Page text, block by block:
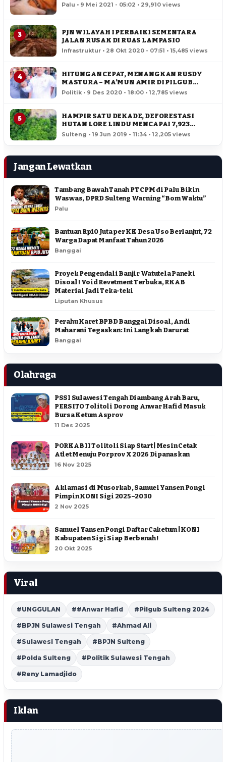
Palu • 9 Mei 2021 - 05:02 • 29,910 views
3
PJN WILAYAH I PERBAIKI SEMENTARA
JALAN RUSAK DI RUAS LAMPASIO
Infrastruktur • 28 Okt 2020 - 07:51 • 15,485 views
4
HITUNGAN CEPAT, MENANGKAN RUSDY
MASTURA – MA’MUN AMIR DI PILGUB
SULTENG
Politik • 9 Des 2020 - 18:00 • 12,785 views
5
HAMPIR SATU DEKADE, DEFORESTASI
HUTAN LORE LINDU MENCAPAI 7,923
HEKTAR
Sulteng • 19 Jun 2019 - 11:34 • 12,205 views
Jangan Lewatkan
Tambang Bawah Tanah PT CPM di Palu Bikin
Waswas, DPRD Sulteng Warning “Bom Waktu”
Palu
Bantuan Rp10 Juta per KK Desa Uso Berlanjut, 72
Warga Dapat Manfaat Tahun 2026
Banggai
Proyek Pengendali Banjir Watutela Paneki
Disoal ! Void Revetment Terbuka, RKAB
Material Jadi Teka-teki
Liputan Khusus
Perahu Karet BPBD Banggai Disoal, Andi
Maharani Tegaskan: Ini Langkah Darurat
Banggai
Olahraga
PSSI Sulawesi Tengah Diambang Arah Baru,
PERSITO Tolitoli Dorong Anwar Hafid Masuk
Bursa Ketum Asprov
11 Des 2025
PORKAB II Tolitoli Siap Start | Mesin Cetak
Atlet Menuju Porprov X 2026 Dipanaskan
16 Nov 2025
Aklamasi di Musorkab, Samuel Yansen Pongi
Pimpin KONI Sigi 2025–2030
2 Nov 2025
Samuel Yansen Pongi Daftar Caketum | KONI
Kabupaten Sigi Siap Berbenah !
20 Okt 2025
Viral
#UNGGULAN ##Anwar Hafid #Pilgub Sulteng 2024
#BPJN Sulawesi Tengah #Ahmad Ali
#Sulawesi Tengah #BPJN Sulteng
#Polda Sulteng #Politik Sulawesi Tengah
#Reny Lamadjido
Iklan